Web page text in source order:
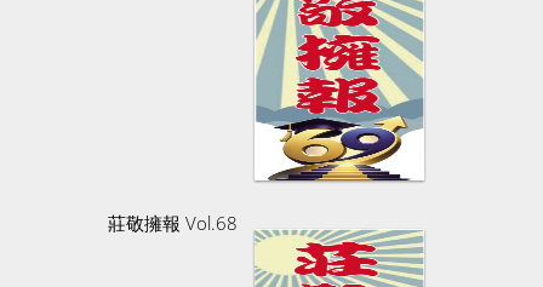
莊敬擁報 Vol.68